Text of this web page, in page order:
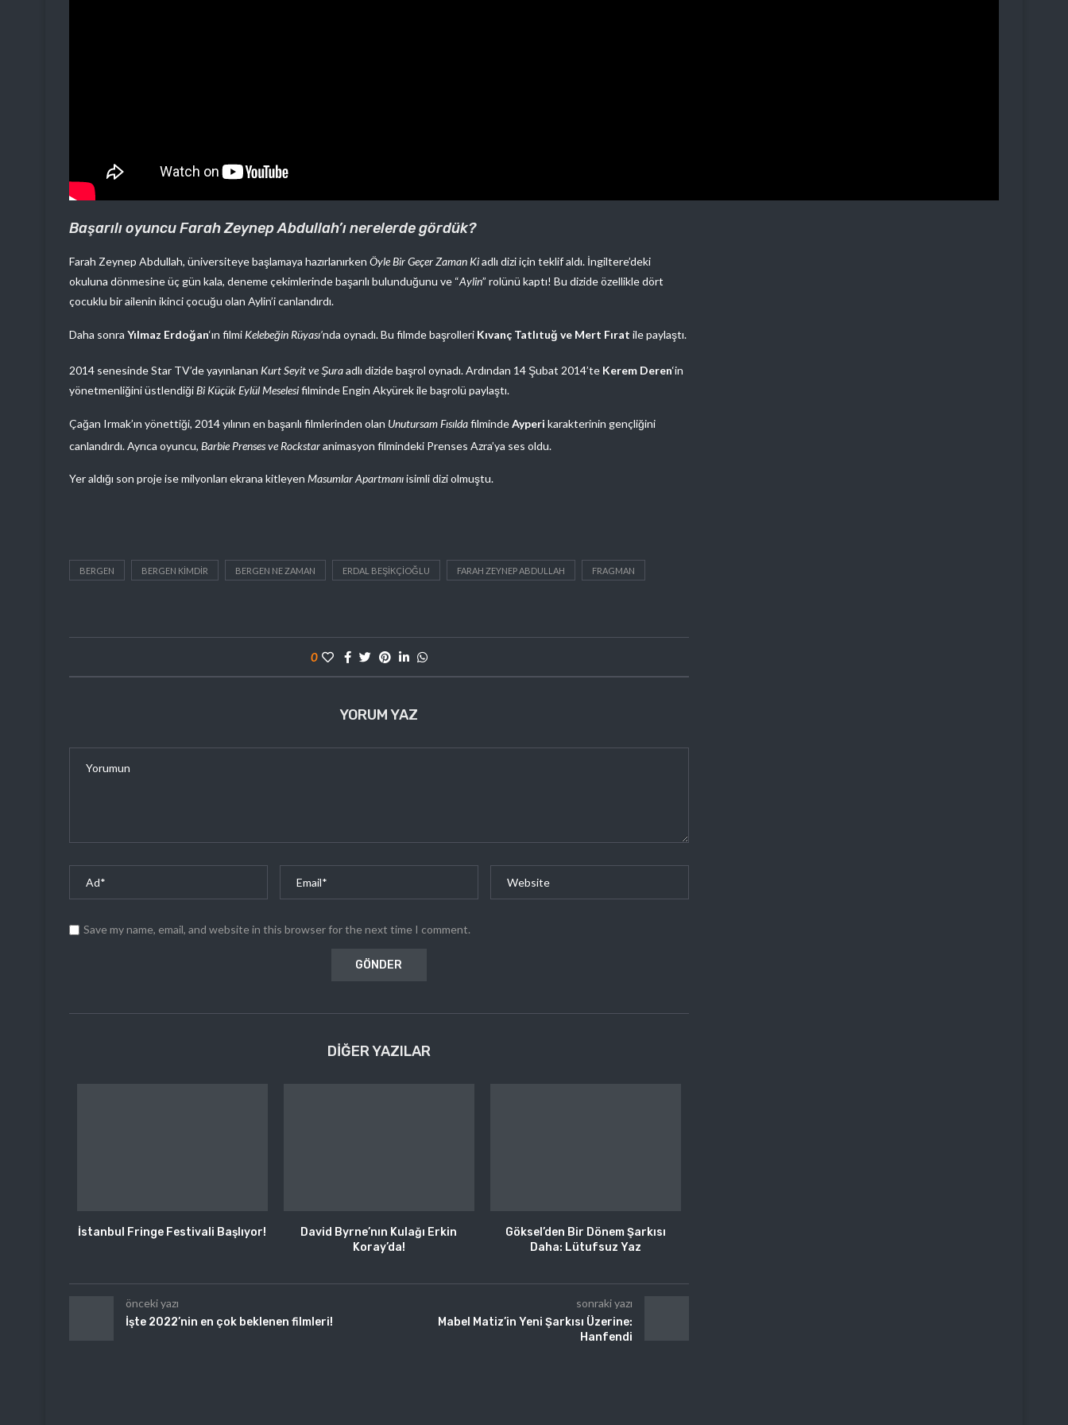
Başarılı oyuncu Farah Zeynep Abdullah’ı nerelerde gördük?
Farah Zeynep Abdullah, üniversiteye başlamaya hazırlanırken Öyle Bir Geçer Zaman Kiadlı dizi için teklif aldı. İngiltere’deki
okuluna dönmesine üç gün kala, deneme çekimlerinde başarılı bulunduğunu ve “Aylin” rolünü kaptı! Bu dizide özellikle dört
çocuklu bir ailenin ikinci çocuğu olan Aylin’i canlandırdı.
Daha sonra Yılmaz Erdoğan‘ın filmi Kelebeğin Rüyası’nda oynadı. Bu filmde başrolleri Kıvanç Tatlıtuğ ve Mert Fırat ile paylaştı.
2014 senesinde Star TV’de yayınlanan Kurt Seyit ve Şuraadlı dizide başrol oynadı. Ardından 14 Şubat 2014’te Kerem Deren‘in
yönetmenliğini üstlendiğiBi Küçük Eylül Meselesifilminde Engin Akyürek ile başrolü paylaştı.
Çağan Irmak’ın yönettiği, 2014 yılının en başarılı filmlerinden olan Unutursam FısıldafilmindeAyperi karakterinin gençliğini
canlandırdı. Ayrıca oyuncu, Barbie Prenses ve Rockstaranimasyon filmindeki Prenses Azra’ya ses oldu.
Yer aldığı son proje ise milyonları ekrana kitleyen Masumlar Apartmanıisimli dizi olmuştu.
BERGEN BERGEN KIMDIR BERGEN NE ZAMAN ERDAL BEŞIKÇIOĞLU FARAH ZEYNEP ABDULLAH FRAGMAN
0
YORUM YAZ
Save my name, email, and website in this browser for the next time I comment.
DIĞER YAZILAR
İstanbul Fringe Festivali Başlıyor!
David Byrne’nın Kulağı Erkin
Koray’da!
Göksel’den Bir Dönem Şarkısı
Daha: Lütufsuz Yaz
önceki yazı
İşte 2022’nin en çok beklenen filmleri!
sonraki yazı
Mabel Matiz’in Yeni Şarkısı Üzerine:
Hanfendi